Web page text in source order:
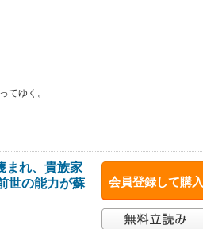
てゆく。
会員登録して購入
まれ、貴族家
世の能力が蘇